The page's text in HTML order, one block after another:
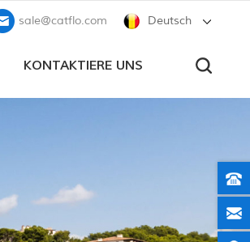
Deutsch
sale@catflo.com
KONTAKTIERE UNS